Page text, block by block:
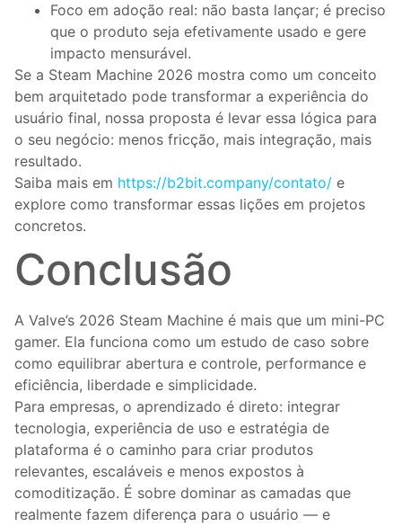
Foco em adoção real: não basta lançar; é preciso
que o produto seja efetivamente usado e gere
impacto mensurável.
Se a Steam Machine 2026 mostra como um conceito
bem arquitetado pode transformar a experiência do
usuário final, nossa proposta é levar essa lógica para
o seu negócio: menos fricção, mais integração, mais
resultado.
Saiba mais em https://b2bit.company/contato/ e
explore como transformar essas lições em projetos
concretos.
Conclusão
A Valve’s 2026 Steam Machine é mais que um mini-PC
gamer. Ela funciona como um estudo de caso sobre
como equilibrar abertura e controle, performance e
eficiência, liberdade e simplicidade.
Para empresas, o aprendizado é direto: integrar
tecnologia, experiência de uso e estratégia de
plataforma é o caminho para criar produtos
relevantes, escaláveis e menos expostos à
comoditização. É sobre dominar as camadas que
realmente fazem diferença para o usuário — e